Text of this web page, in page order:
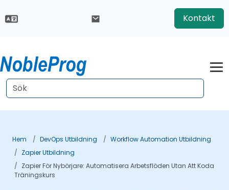
Kontakt
Hem DevOps Utbildning
Workflow Automation Utbildning
Zapier Utbildning
Zapier För Nybörjare: Automatisera Arbetsflöden Utan Att Koda
Träningskurs